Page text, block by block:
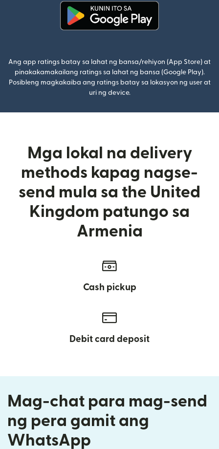
Ang app ratings batay sa lahat ng bansa/rehiyon (App Store) at
pinakakamakailang ratings sa lahat ng bansa (Google Play).
Posibleng magkakaiba ang ratings batay sa lokasyon ng user at
uri ng device.
Mga lokal na delivery
methods kapag nagse-
send mula sa the United
Kingdom patungo sa
Armenia
Cash pickup
Debit card deposit
Mag-chat para mag-send
ng pera gamit ang
WhatsApp